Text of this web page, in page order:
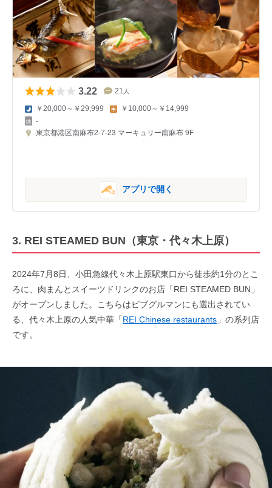
3.22 21 人
￥20,000～￥29,999 ￥10,000～￥14,999
-
東京都港区南麻布2-7-23 マーキュリー南麻布 9F
アプリで開く
3. REI STEAMED BUN（東京・代々木上原）
2024年7月8日、小田急線代々木上原駅東口から徒歩約1分のとこ
ろに、肉まんとスイーツドリンクのお店「REI STEAMED BUN」
がオープンしました。こちらはビブグルマンにも選出されてい
る、代々木上原の人気中華「REI Chinese restaurants 」の系列店
です。